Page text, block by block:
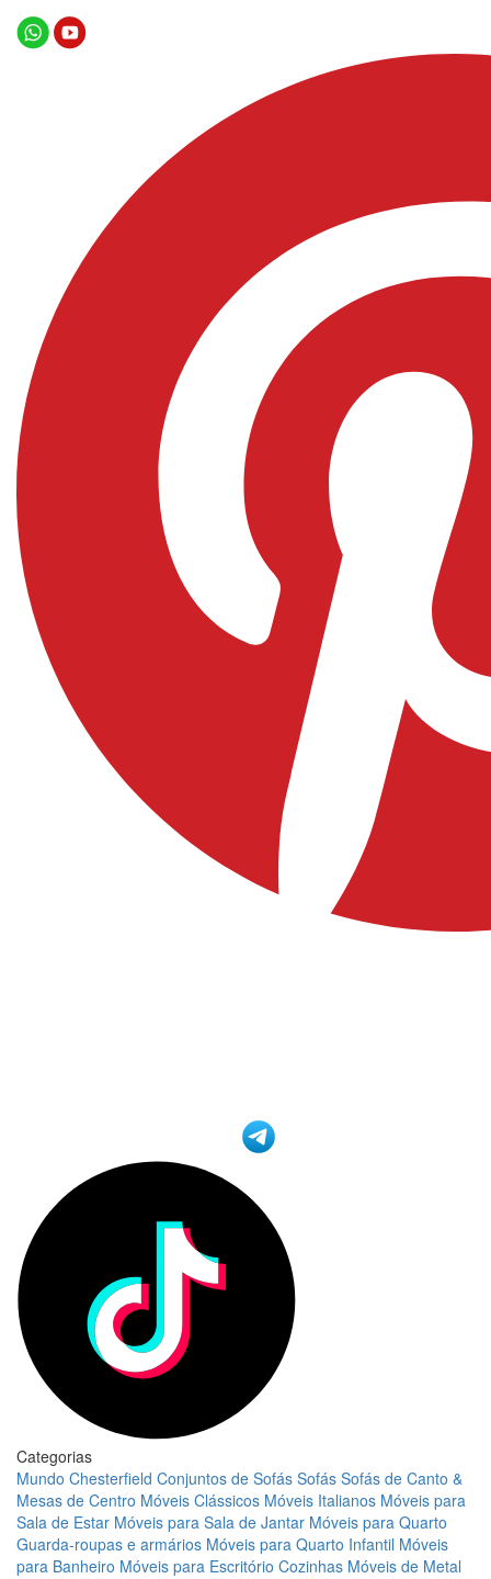
Categorias
Mundo Chesterfield Conjuntos de Sofás Sofás Sofás de Canto &
Mesas de Centro Móveis Clássicos Móveis Italianos Móveis para
Sala de Estar Móveis para Sala de Jantar Móveis para Quarto
Guarda-roupas e armários Móveis para Quarto Infantil Móveis
para Banheiro Móveis para Escritório Cozinhas Móveis de Metal